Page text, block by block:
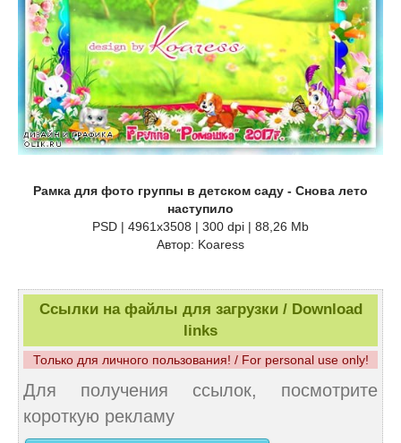
Рамка для фото группы в детском саду - Снова лето
наступило
PSD | 4961x3508 | 300 dpi | 88,26 Mb
Автор: Koaress
Ссылки на файлы для загрузки / Download
links
Только для личного пользования! / For personal use only!
Для получения ссылок, посмотрите
короткую рекламу